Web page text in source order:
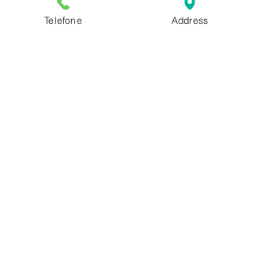
Telefone Address